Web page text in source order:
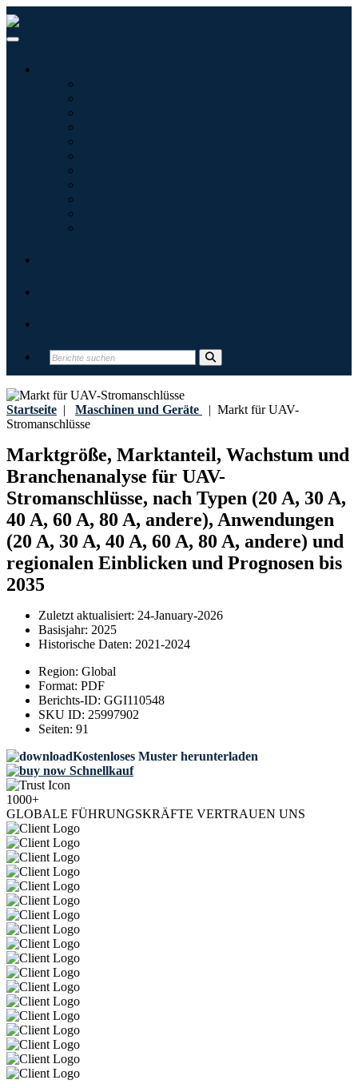
Startseite | Maschinen und Geräte | Markt für UAV-
Stromanschlüsse
Marktgröße, Marktanteil, Wachstum und
Branchenanalyse für UAV-
Stromanschlüsse, nach Typen (20 A, 30 A,
40 A, 60 A, 80 A, andere), Anwendungen
(20 A, 30 A, 40 A, 60 A, 80 A, andere) und
regionalen Einblicken und Prognosen bis
2035
Zuletzt aktualisiert: 24-January-2026
Basisjahr: 2025
Historische Daten: 2021-2024
Region: Global
Format: PDF
Berichts-ID: GGI110548
SKU ID: 25997902
Seiten: 91
Kostenloses Muster herunterladen
Schnellkauf
1000+
GLOBALE FÜHRUNGSKRÄFTE VERTRAUEN UNS